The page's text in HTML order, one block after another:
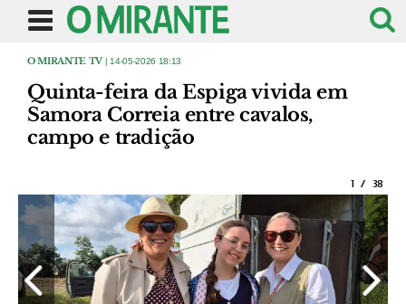
O MIRANTE TV | 14-05-2026 18:13
Quinta-feira da Espiga vivida em
Samora Correia entre cavalos,
campo e tradição
1 / 38